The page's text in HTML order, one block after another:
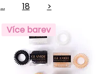
… 18
>
Více barev